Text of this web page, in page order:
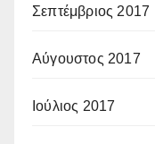
Σεπτέμβριος 2017
Αύγουστος 2017
Ιούλιος 2017